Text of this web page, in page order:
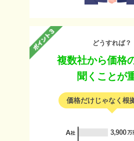
どうすれば？
複数社から価格
聞くことが
価格だけじゃなく根